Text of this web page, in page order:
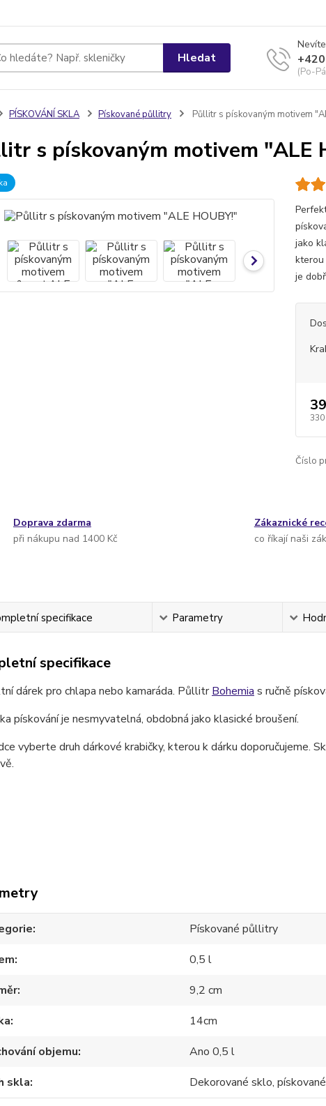
Hledat
(Po-
PÍSKOVÁNÍ SKLA Pískované půllitry Půllitr s pískovaným motivem
s pískovaným motivem "ALE
jako
kterou
je
330
Číslo
Doprava zdarma
při nákupu nad 1400 Kč
Zákaznické
co říkají naši
specifikace Parametry
specifikace
dárek pro chlapa nebo kamaráda. PůllitrBohemia s ručně
pískování je nesmyvatelná, obdobná jako klasické broušení.
vyberte druh dárkové krabičky, kterou k dárku doporučujeme.
Pískované půllitry
0,5 l
9,2 cm
14cm
objemu
Ano 0,5 l
skla
Dekorované sklo,